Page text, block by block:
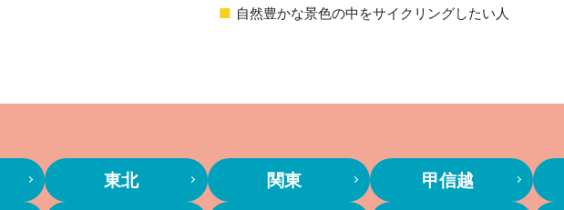
自然豊かな景色の中をサイクリングしたい人
東北 関東 甲信越